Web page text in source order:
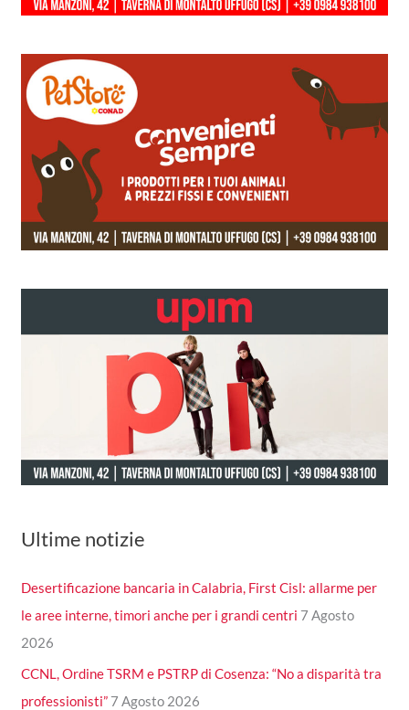
Ultime notizie
Desertificazione bancaria in Calabria, First Cisl: allarme per
le aree interne, timori anche per i grandi centri 7 Agosto
2026
CCNL, Ordine TSRM e PSTRP di Cosenza: “No a disparità tra
professionisti” 7 Agosto 2026